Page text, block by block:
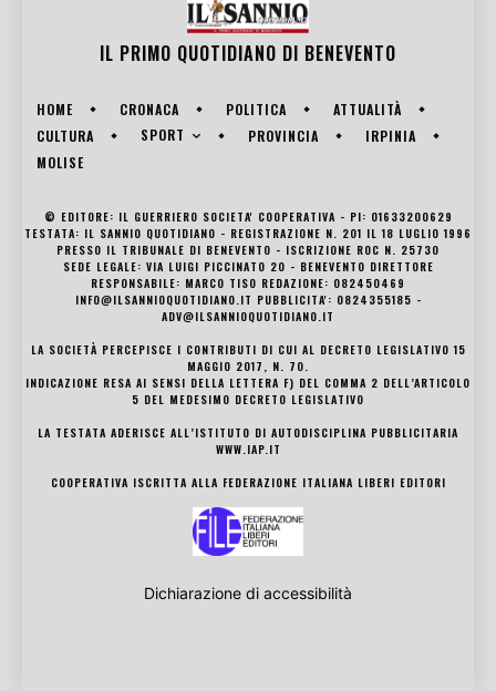
IL PRIMO QUOTIDIANO DI BENEVENTO
HOME CRONACA POLITICA
ATTUALITÀ
CULTURA
SPORT PROVINCIA
IRPINIA
MOLISE
© EDITORE: IL GUERRIERO SOCIETA' COOPERATIVA - PI: 01633200629
TESTATA: IL SANNIO QUOTIDIANO - REGISTRAZIONE N. 201 IL 18 LUGLIO 1996
PRESSO IL TRIBUNALE DI BENEVENTO - ISCRIZIONE ROC N. 25730
SEDE LEGALE: VIA LUIGI PICCINATO 20 - BENEVENTO DIRETTORE
RESPONSABILE: MARCO TISO REDAZIONE: 082450469
INFO@ILSANNIOQUOTIDIANO.IT PUBBLICITA': 0824355185 -
ADV@ILSANNIOQUOTIDIANO.IT
LA SOCIETÀ PERCEPISCE I CONTRIBUTI DI CUI AL DECRETO LEGISLATIVO 15
MAGGIO 2017, N. 70.
INDICAZIONE RESA AI SENSI DELLA LETTERA F) DEL COMMA 2 DELL’ARTICOLO
5 DEL MEDESIMO DECRETO LEGISLATIVO
LA TESTATA ADERISCE ALL’ISTITUTO DI AUTODISCIPLINA PUBBLICITARIA
WWW.IAP.IT
COOPERATIVA ISCRITTA ALLA FEDERAZIONE ITALIANA LIBERI EDITORI
Dichiarazione di accessibilità